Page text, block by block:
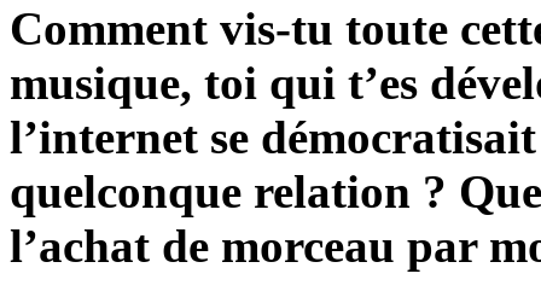
Comment vis-tu toute
musique, toi qui t’es
l’internet se
quelconque relation ?
l’achat de morceau par